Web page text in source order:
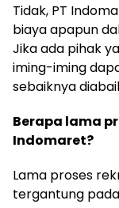
Tidak, PT
biaya apapun
Jika ada pihak
iming-iming
sebaiknya
Berapa lama
Indomaret?
Lama proses
tergantung